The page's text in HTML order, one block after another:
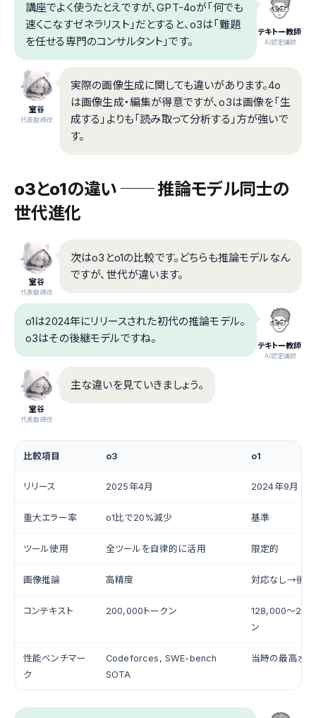
テキトー教師
.AI認定講師
講座でよく使うたとえですが、GPT-4oが「何でも
速くこなすゼネラリスト」だとすると、o3は「難題
を任せる専門のコンサルタント」です。
室谷
代表取締役
実際の画像生成に関しても違いがあります。4o
は画像生成・編集が得意ですが、o3は画像を「生
成する」よりも「読み取って分析する」方が強いで
す。
o3とo1の違い ── 推論モデル同士の
世代進化
室谷
代表取締役
次はo3とo1の比較です。どちらも推論モデルなん
ですが、世代が違います。
テキトー教師
.AI認定講師
o1は2024年にリリースされた初代の推論モデル。
o3はその後継モデルですね。
室谷
代表取締役
主な違いを見ていきましょう。
比較項目 o3 o1
リリース 2025年4月 2024年9月
重大エラー率 o1比で20%減少 基準
ツール使用 全ツールを自律的に活用 限定的
画像推論 高精度 対応なし→後か
コンテキスト 200,000トークン
128,000〜
ン
性能ベンチマー
ク
Codeforces, SWE-bench
SOTA
当時の最高水準